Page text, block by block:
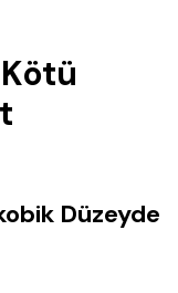
Düzeyde